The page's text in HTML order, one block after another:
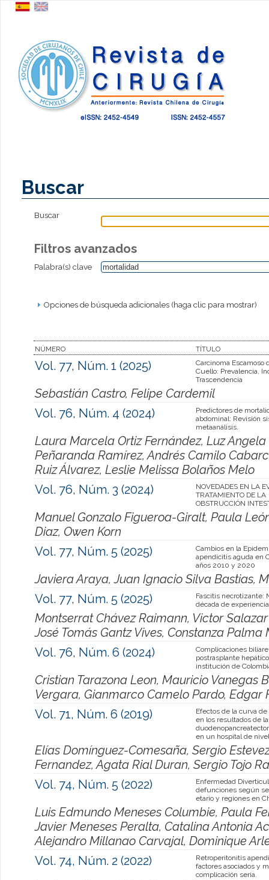
Buscar
Buscar
Filtros avanzados
Palabra(s) clave
Opciones de búsqueda adicionales (haga clic para mostrar)
NÚMERO TÍTULO
Vol. 77, Núm. 1 (2025)
Carcinoma Escamoso
Cuello: Prevalencia,
Trascendencia
Sebastián Castro, Felipe Cardemil
Vol. 76, Núm. 4 (2024)
Predictores de
abdominal: Revisión
metaanálisis.
Laura Marcela Ortiz Fernández, Luz
Peñaranda Ramírez, Andrés Camilo
Ruiz Álvarez, Leslie Melissa Bolaños Melo
Vol. 76, Núm. 3 (2024)
NOVEDADES EN LA
TRATAMIENTO DE LA
OBSTRUCCIÓN
Manuel Gonzalo Figueroa-Giralt, Paula
Diaz, Owen Korn
Vol. 77, Núm. 5 (2025)
Cambios en la
apendicitis aguda en
años 2010 y 2020
Javiera Araya, Juan Ignacio Silva Bastias,
Vol. 77, Núm. 5 (2025)
Fascitis necrotizante:
década de experiencia
Montserrat Chávez Raimann, Victor
José Tomás Gantz Vives, Constanza
Vol. 76, Núm. 6 (2024)
Complicaciones
postrasplante
institución de
Cristian Tarazona Leon, Mauricio Vanegas
Vergara, Gianmarco Camelo Pardo, Edgar
Vol. 71, Núm. 6 (2019)
Efectos de la curva
en los resultados de la
en un hospital de
Elías Domínguez-Comesaña, Sergio
Fernandez, Agata Rial Duran, Sergio Tojo
Vol. 74, Núm. 5 (2022)
Enfermedad
defunciones según
etario y regiones en
Luis Edmundo Meneses Columbie, Paula
Javier Meneses Peralta, Catalina Antonia
Alejandro Millanao Carvajal, Dominique
Vol. 74, Núm. 2 (2022)
Retroperitonitis
factores asociados y
complicación seria.